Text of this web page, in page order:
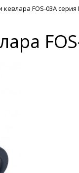
FOS-03A